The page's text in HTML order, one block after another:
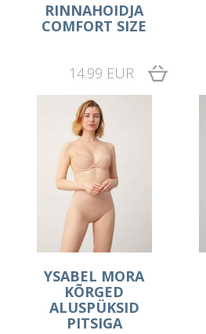
RINNAHOIDJA
COMFORT SIZE
14.99 EUR
YSABEL MORA
KÕRGED
ALUSPÜKSID
PITSIGA